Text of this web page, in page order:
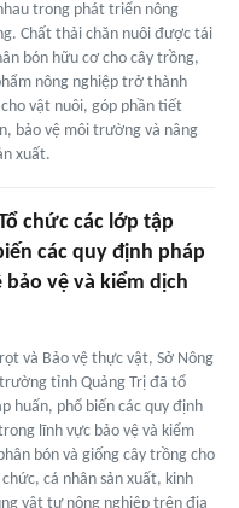
trong phát triển nông
Chất thải chăn nuôi được tái
bón hữu cơ cho cây trồng,
nông nghiệp trở thành
vật nuôi, góp phần tiết
bảo vệ môi trường và nâng
xuất.
chức các lớp tập
các quy định pháp
vệ và kiểm dịch
và Bảo vệ thực vật, Sở Nông
tỉnh Quảng Trị đã tổ
huấn, phổ biến các quy định
lĩnh vực bảo vệ và kiểm
bón và giống cây trồng cho
cá nhân sản xuất, kinh
vật tư nông nghiệp trên địa